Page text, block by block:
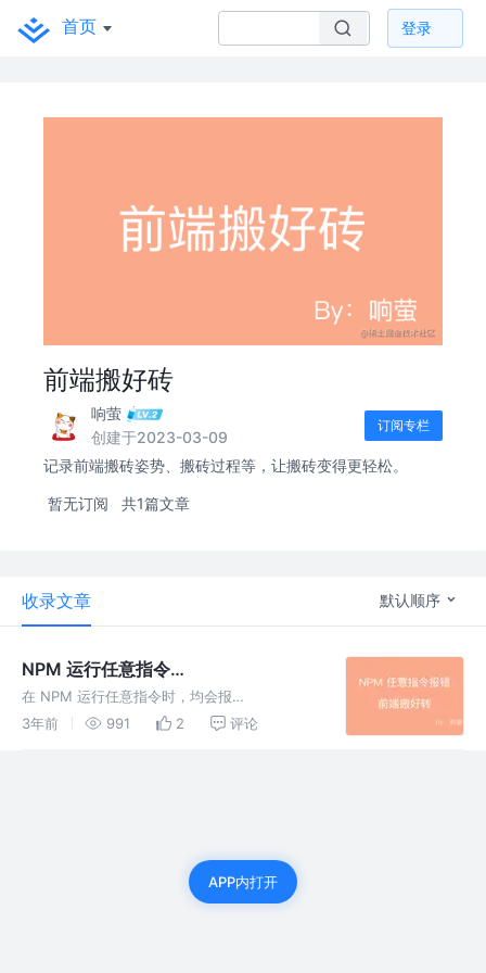
首页 登录
前端搬好砖
响萤
创建于2023-03-09
订阅专栏
记录前端搬砖姿势、搬砖过程等，让搬砖变得更轻松。
暂无订阅 共1篇文章
收录文章 默认顺序
NPM 运行任意指令
SocksProxyAgent 报错
在 NPM 运行任意指令时，均会报
SocksProxyAgent 错误。出现该情况大概率是
3年前 991 2 评论
APP内打开